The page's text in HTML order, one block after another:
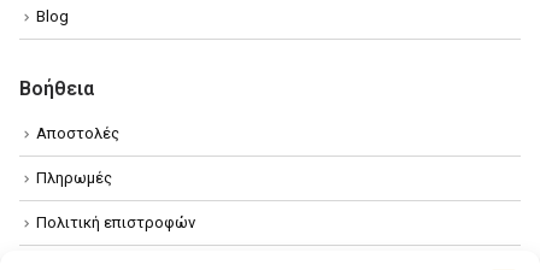
Blog
Βοήθεια
Αποστολές
Πληρωμές
Πολιτική επιστροφών